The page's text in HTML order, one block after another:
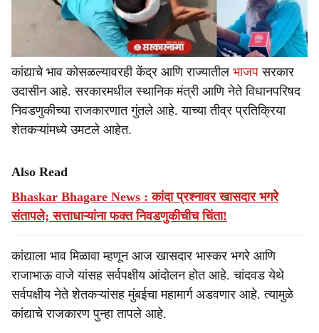
कांद्याचे भाव कोसळल्यावरही केंद्र आणि राज्यातील भाजप सरकार
उदासीन आहे. सरकारमधील स्थानिक मंत्री आणि नेते विधानपरिषद
निवडणुकीच्या राजकारणात गुंतले आहे. याच्या तीव्र प्रतिक्रिया
शेतकऱ्यांमध्ये उमटले आहेत.
Also Read
Bhaskar Bhagare News : कांदा प्रश्नावर खासदार भगरे
संतापले; सत्ताधाऱ्यांना फक्त निवडणुकीचीच चिंता!
कांद्याला भाव मिळावा म्हणून आज खासदार भास्कर भगरे आणि
राजाभाऊ वाजे यांसह सर्वपक्षीय आंदोलन होत आहे. चांदवड येथे
सर्वपक्षीय नेते शेतकऱ्यांसह मुंबईचा महामार्ग अडवणार आहे. त्यामुळे
कांद्याचे राजकारण पुन्हा तापले आहे.